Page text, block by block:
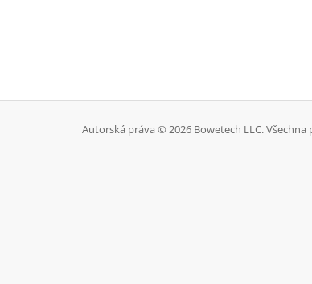
Autorská práva © 2026 Bowetech LLC. Všechna